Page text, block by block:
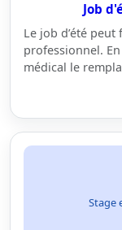
Job
Le job d’été
professionnel.
médical le
Stage